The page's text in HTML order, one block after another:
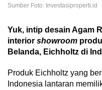
Sumber Foto: Investasiproperti.id
Yuk, intip desain Agam
interior showroom
Belanda, Eichholtz di
Produk Eichholtz yang
Indonesia lantaran